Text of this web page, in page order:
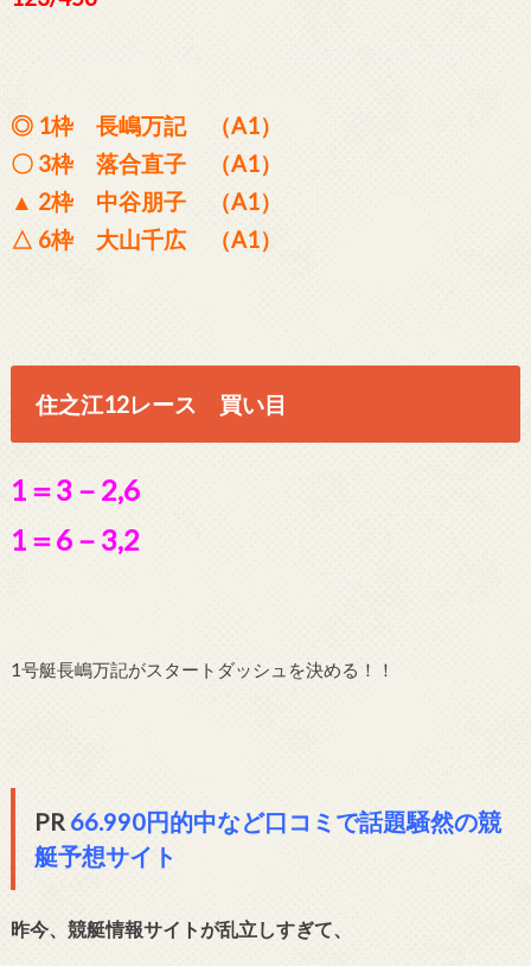
◎ 1枠 長嶋万記 （A1）
〇 3枠 落合直子 （A1）
▲ 2枠 中谷朋子 （A1）
△ 6枠 大山千広 （A1）
住之江12レース 買い目
1＝3－2,6
1＝6－3,2
1号艇長嶋万記がスタートダッシュを決める！！
PR 66.990円的中など口コミで話題騒然の競
艇予想サイト
昨今、競艇情報サイトが乱立しすぎて、